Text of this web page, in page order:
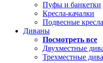
Пуфы и банкетки
Кресла-качалки
Подвесные кресла
Диваны
Посмотреть все
Двухместные
Трехместные